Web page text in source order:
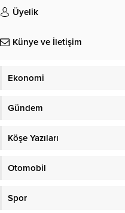
Üyelik
Künye ve İletişim
Ekonomi
Gündem
Köşe Yazıları
Otomobil
Spor